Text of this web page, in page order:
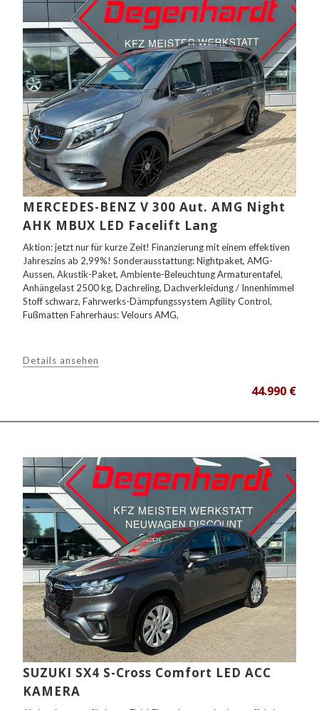
MERCEDES-BENZ V 300 Aut. AMG Night
AHK MBUX LED Facelift Lang
Aktion: jetzt nur für kurze Zeit! Finanzierung mit einem effektiven
Jahreszins ab 2,99%! Sonderausstattung: Nightpaket, AMG-
Aussen, Akustik-Paket, Ambiente-Beleuchtung Armaturentafel,
Anhängelast 2500 kg, Dachreling, Dachverkleidung / Innenhimmel
Stoff schwarz, Fahrwerks-Dämpfungssystem Agility Control,
Fußmatten Fahrerhaus: Velours AMG,
Details ansehen
44.990 €
SUZUKI SX4 S-Cross Comfort LED ACC
KAMERA